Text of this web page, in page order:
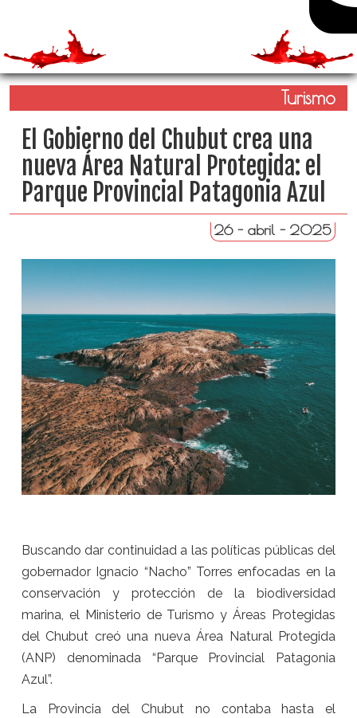
Turismo
El Gobierno del Chubut crea una
nueva Área Natural Protegida: el
Parque Provincial Patagonia Azul
26 - abril - 2025
Buscando dar continuidad a las políticas públicas del
gobernador Ignacio “Nacho” Torres enfocadas en la
conservación y protección de la biodiversidad
marina, el Ministerio de Turismo y Áreas Protegidas
del Chubut creó una nueva Área Natural Protegida
(ANP) denominada “Parque Provincial Patagonia
Azul”.
La Provincia del Chubut no contaba hasta el